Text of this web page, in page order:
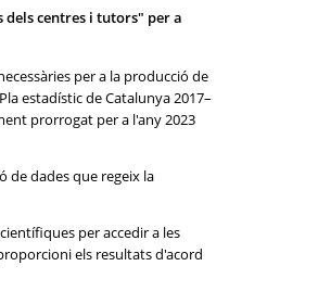
dels centres i tutors" per a
per a la producció de
estadístic de Catalunya 2017–
prorrogat per a l'any 2023
de dades que regeix la
per accedir a les
els resultats d'acord